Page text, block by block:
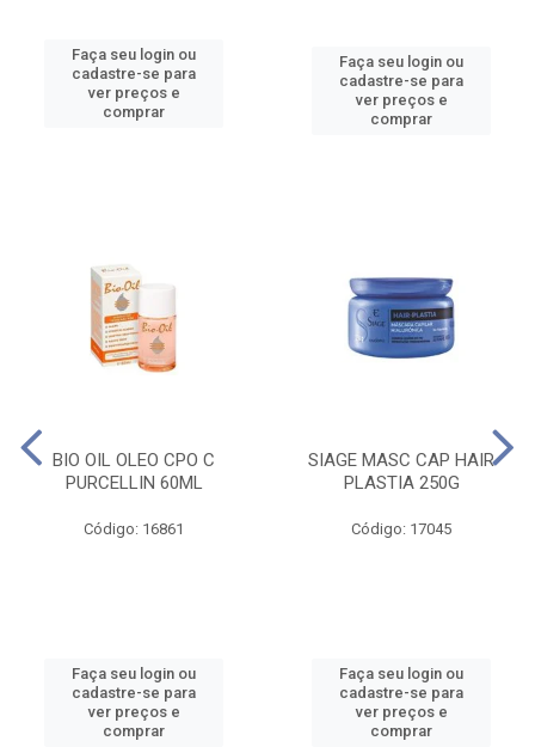
Faça seu login ou
cadastre-se para
ver preços e
comprar
Faça seu login ou
cadastre-se para
ver preços e
comprar
BIO OIL OLEO CPO C
PURCELLIN 60ML
Código: 16861
Faça seu login ou
cadastre-se para
ver preços e
comprar
SIAGE MASC CAP HAIR
PLASTIA 250G
Código: 17045
Faça seu login ou
cadastre-se para
ver preços e
comprar